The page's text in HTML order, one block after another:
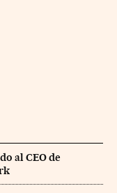
al CEO de